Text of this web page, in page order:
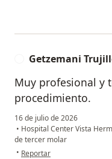
Getzemani
Muy profesional y
procedimiento.
16 de julio de 2026
• Hospital Center Vista
de tercer molar
• en opinión del usuario
Reportar